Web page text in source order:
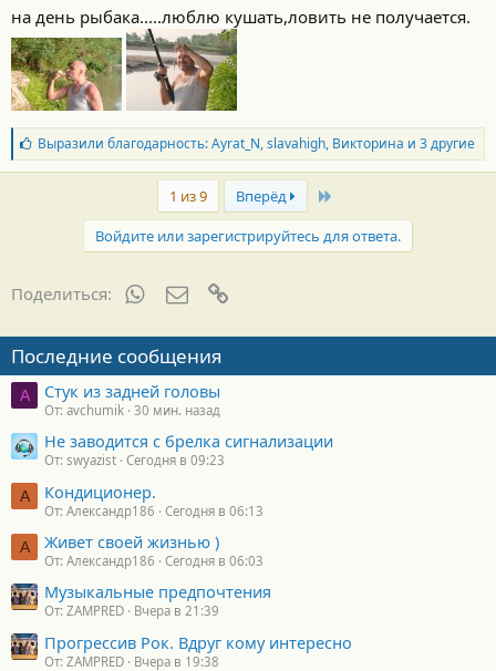
с
т
и
:
на день рыбака.....люблю кушать,ловить не получается.
Б
л
а
о
т
и
:
Выразили благодарность:Ayrat_N,slavahigh, Викторина и 3 другие
1 из 9 Вперёд Last
Войдите или зарегистрируйтесь для ответа.
Поделиться: WhatsAppЭлектронная почта
Последние сообщения
A Стук из задней головы
От: avchumik 30 мин. назад
Не заводится с брелка сигнализации
От: swyazist Сегодня в 09:23
А Кондиционер.
От: Александр186 Сегодня в 06:13
А Живет своей жизнью )
От: Александр186 Сегодня в 06:03
Музыкальные предпочтения
От: ZAMPRED Вчера в 21:39
Прогрессив Рок. Вдруг кому интересно
От: ZAMPRED Вчера в 19:38